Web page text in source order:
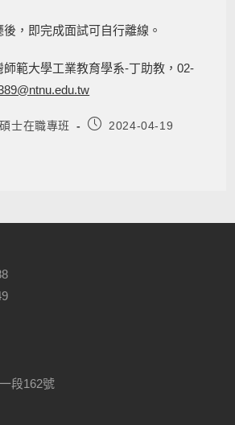
，即完成面試可自行離線。
範大學工業教育學系-丁助教，02-
士在職專班 2024-04-19
段162號